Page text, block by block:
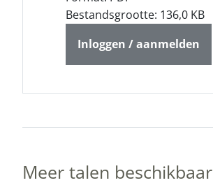
Bestandsgrootte: 136,0 KB
Inloggen / aanmelden
Meer talen beschikbaar